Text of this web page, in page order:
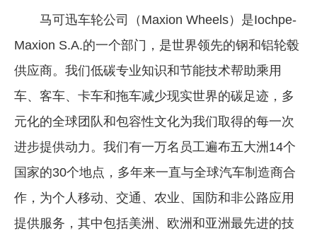
马可迅车轮公司（Maxion Wheels）是Iochpe-
Maxion S.A.的一个部门，是世界领先的钢和铝轮毂
供应商。我们低碳专业知识和节能技术帮助乘用
车、客车、卡车和拖车减少现实世界的碳足迹，多
元化的全球团队和包容性文化为我们取得的每一次
进步提供动力。我们有一万名员工遍布五大洲14个
国家的30个地点，多年来一直与全球汽车制造商合
作，为个人移动、交通、农业、国防和非公路应用
提供服务，其中包括美洲、欧洲和亚洲最先进的技